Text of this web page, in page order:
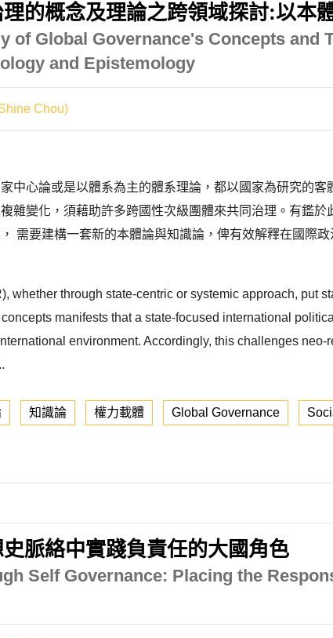
的概念及理論之跨領域探討:以本
of Global Governance's Concepts and
and Epistemology
Chou)
中心論或是以體系為主的體系理論，都以國家為研究的
雜變化，須藉助許多跨國性次級團體來共同治理。有鑑
需要建構一套新的本體論與知識論，俾有效解釋在國際
whether through state-centric or systemic approach, put
manifests that a state-focused international
environment. Accordingly, this challenges
知識論 權力載體 Global Governance
脈絡中實踐負責任的大國角色
Self Governance: Placing the